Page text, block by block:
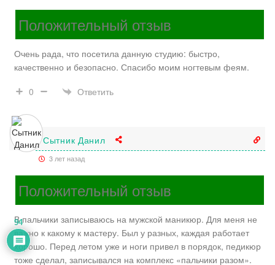
Положительный отзыв
Очень рада, что посетила данную студию: быстро,
качественно и безопасно. Спасибо моим ногтевым феям.
0
Ответить
Сытник Данил
3 лет назад
Положительный отзыв
В пальчики записываюсь на мужской маникюр. Для меня не
важно к какому к мастеру. Был у разных, каждая работает
хорошо. Перед летом уже и ноги привел в порядок, педикюр
тоже сделал, записывался на комплекс «пальчики разом».
94